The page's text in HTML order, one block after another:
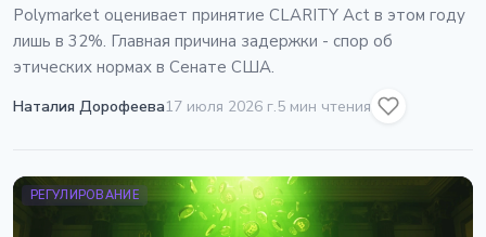
Polymarket оценивает принятие CLARITY Act в этом году
лишь в 32%. Главная причина задержки - спор об
этических нормах в Сенате США.
Наталия Дорофеева17 июля 2026 г.5 мин чтения
РЕГУЛИРОВАНИЕ